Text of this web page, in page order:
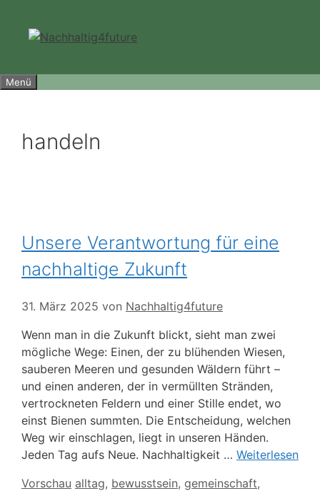
springen
Menü
handeln
Unsere Verantwortung für eine
nachhaltige Zukunft
31. März 2025 von Nachhaltig4future
Wenn man in die Zukunft blickt, sieht man zwei
mögliche Wege: Einen, der zu blühenden Wiesen,
sauberen Meeren und gesunden Wäldern führt –
und einen anderen, der in vermüllten Stränden,
vertrockneten Feldern und einer Stille endet, wo
einst Bienen summten. Die Entscheidung, welchen
Weg wir einschlagen, liegt in unseren Händen.
Jeden Tag aufs Neue. Nachhaltigkeit … Weiterlesen
Kategorien
Vorschau Schlagwörter
alltag, bewusstsein, gemeinschaft,